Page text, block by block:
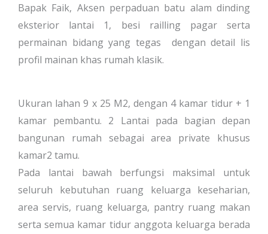
Bapak Faik, Aksen perpaduan batu alam dinding
eksterior lantai 1, besi railling pagar serta
permainan bidang yang tegas dengan detail lis
profil mainan khas rumah klasik.
Ukuran lahan 9 x 25 M2, dengan 4 kamar tidur + 1
kamar pembantu. 2 Lantai pada bagian depan
bangunan rumah sebagai area private khusus
kamar2 tamu.
Pada lantai bawah berfungsi maksimal untuk
seluruh kebutuhan ruang keluarga keseharian,
area servis, ruang keluarga, pantry ruang makan
serta semua kamar tidur anggota keluarga berada